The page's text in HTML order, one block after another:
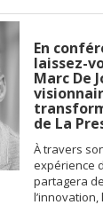
En
laissez-
Marc De
de La
À travers
expérience
partagera